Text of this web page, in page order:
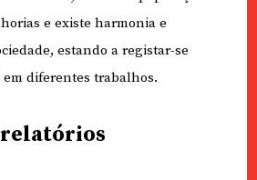
e existe harmonia e
estando a registar-se
em diferentes trabalhos.
relatórios